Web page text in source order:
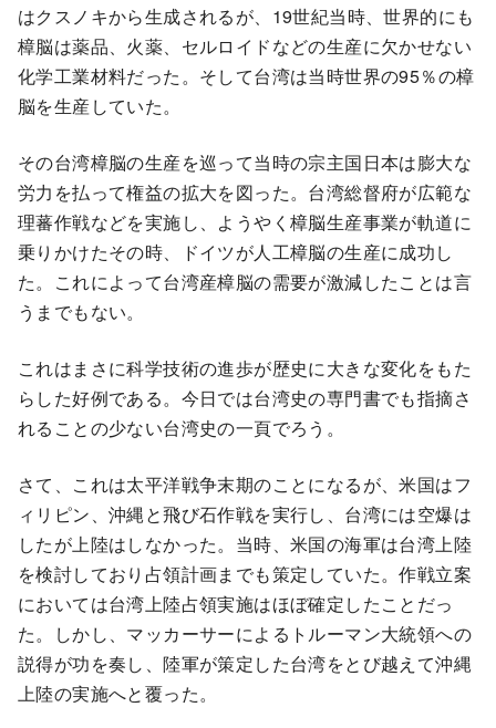
はクスノキから生成されるが、19世紀当時、世界的にも
樟脳は薬品、火薬、セルロイドなどの生産に欠かせない
化学工業材料だった。そして台湾は当時世界の95％の樟
脳を生産していた。
その台湾樟脳の生産を巡って当時の宗主国日本は膨大な
労力を払って権益の拡大を図った。台湾総督府が広範な
理蕃作戦などを実施し、ようやく樟脳生産事業が軌道に
乗りかけたその時、ドイツが人工樟脳の生産に成功し
た。これによって台湾産樟脳の需要が激減したことは言
うまでもない。
これはまさに科学技術の進歩が歴史に大きな変化をもた
らした好例である。今日では台湾史の専門書でも指摘さ
れることの少ない台湾史の一頁でろう。
さて、これは太平洋戦争末期のことになるが、米国はフ
ィリピン、沖縄と飛び石作戦を実行し、台湾には空爆は
したが上陸はしなかった。当時、米国の海軍は台湾上陸
を検討しており占領計画までも策定していた。作戦立案
においては台湾上陸占領実施はほぼ確定したことだっ
た。しかし、マッカーサーによるトルーマン大統領への
説得が功を奏し、陸軍が策定した台湾をとび越えて沖縄
上陸の実施へと覆った。